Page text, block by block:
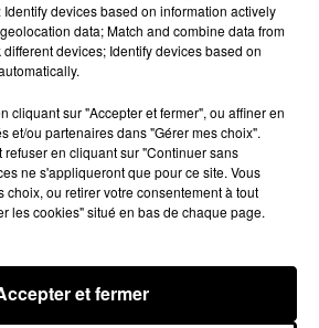
Voir plus
devices based on information actively
data; Match and combine data from
devices; Identify devices based on
cliquant sur "Accepter et fermer", ou affiner en
et/ou partenaires dans "Gérer mes choix".
en cliquant sur "Continuer sans
ne s'appliqueront que pour ce site. Vous
choix, ou retirer votre consentement à tout
les cookies" situé en bas de chaque page.
et fermer